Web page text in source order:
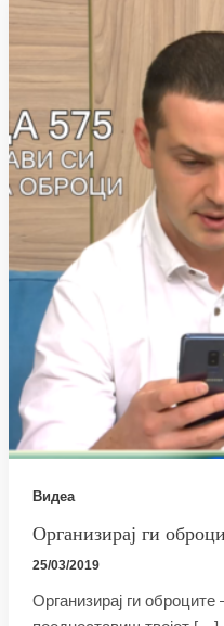
Видеа
Организирај ги
25/03/2019
Организирај ги оброците